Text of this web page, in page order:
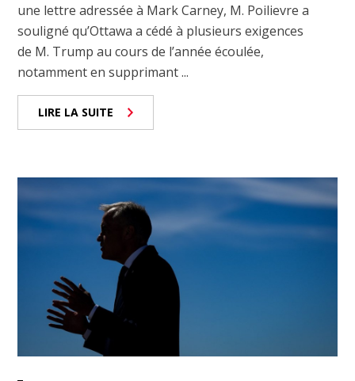
une lettre adressée à Mark Carney, M. Poilievre a
souligné qu’Ottawa a cédé à plusieurs exigences
de M. Trump au cours de l’année écoulée,
notamment en supprimant ...
LIRE LA SUITE